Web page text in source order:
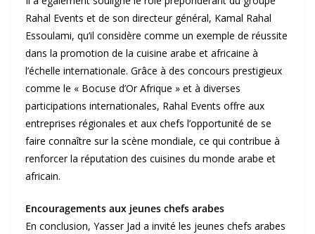
Rahal Events et de son directeur général, Kamal Rahal
Essoulami, qu’il considère comme un exemple de réussite
dans la promotion de la cuisine arabe et africaine à
l’échelle internationale. Grâce à des concours prestigieux
comme le « Bocuse d’Or Afrique » et à diverses
participations internationales, Rahal Events offre aux
entreprises régionales et aux chefs l’opportunité de se
faire connaître sur la scène mondiale, ce qui contribue à
renforcer la réputation des cuisines du monde arabe et
africain.
Encouragements aux jeunes chefs arabes
En conclusion, Yasser Jad a invité les jeunes chefs arabes